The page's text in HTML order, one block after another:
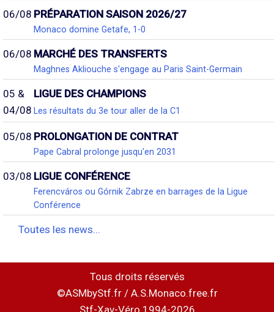
06/08 PRÉPARATION SAISON 2026/27
Monaco domine Getafe, 1-0
06/08 MARCHÉ DES TRANSFERTS
Maghnes Akliouche s'engage au Paris Saint-Germain
05 &
04/08
LIGUE DES CHAMPIONS
Les résultats du 3e tour aller de la C1
05/08 PROLONGATION DE CONTRAT
Pape Cabral prolonge jusqu'en 2031
03/08 LIGUE CONFÉRENCE
Ferencváros ou Górnik Zabrze en barrages de la Ligue
Conférence
Toutes les news...
Tous droits réservés
©ASMbyStf.fr / A.S.Monaco.free.fr
Stf-Xav-Véro 1994-2026